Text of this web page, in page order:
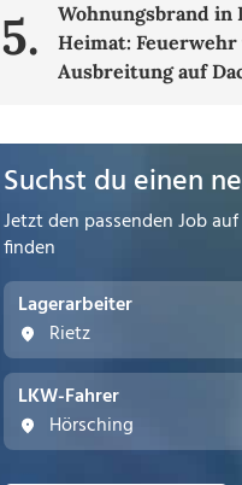
5.
Wohnungsbrand in
Heimat:
Ausbreitung auf
Suchst du einen
Jetzt den passenden Job auf
finden
Lagerarbeiter
Rietz
LKW-Fahrer
Hörsching